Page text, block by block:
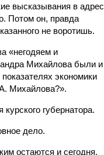
высказывания в адрес
Потом он, правда
не воротишь.
«негодяем и
Михайлова были и
экономики
Михайлова?».
губернатора.
дело.
остаются и сегодня.